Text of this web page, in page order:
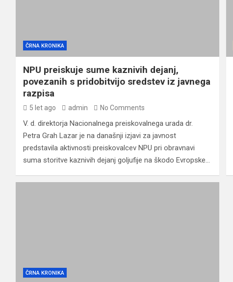
ČRNA KRONIKA
NPU preiskuje sume kaznivih dejanj,
povezanih s pridobitvijo sredstev iz javnega
razpisa
5 let ago admin No Comments
V. d. direktorja Nacionalnega preiskovalnega urada dr.
Petra Grah Lazar je na današnji izjavi za javnost
predstavila aktivnosti preiskovalcev NPU pri obravnavi
suma storitve kaznivih dejanj goljufije na škodo Evropske…
ČRNA KRONIKA